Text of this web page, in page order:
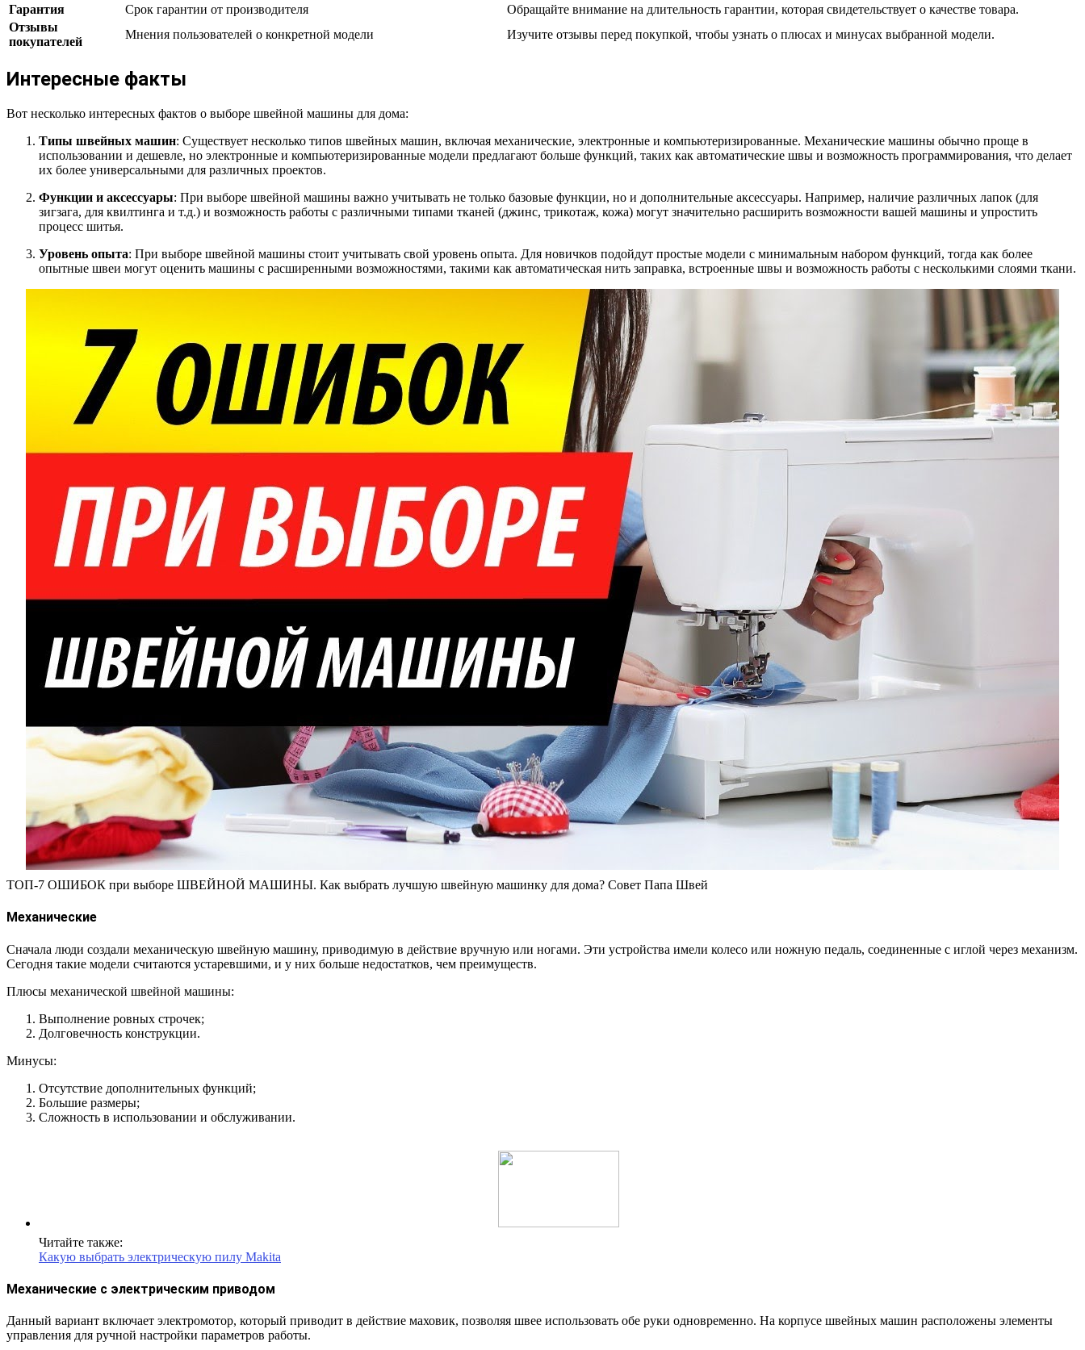
Гарантия
Срок гарантии от производителя
Обращайте внимание на длительность гарантии, которая свидетельствует о качестве товара.
Отзывы
покупателей
Мнения пользователей о конкретной модели Изучите отзывы перед покупкой, чтобы узнать о плюсах и минусах выбранной модели.
Интересные факты
Вот несколько интересных фактов о выборе швейной машины для дома:
Типы швейных машин: Существует несколько типов швейных машин, включая механические, электронные и компьютеризированные. Механические машины обычно проще в
использовании и дешевле, но электронные и компьютеризированные модели предлагают больше функций, таких как автоматические швы и возможность программирования, что делает
их более универсальными для различных проектов.
Функции и аксессуары: При выборе швейной машины важно учитывать не только базовые функции, но и дополнительные аксессуары. Например, наличие различных лапок (для
зигзага, для квилтинга и т.д.) и возможность работы с различными типами тканей (джинс, трикотаж, кожа) могут значительно расширить возможности вашей машины и упростить
процесс шитья.
Уровень опыта: При выборе швейной машины стоит учитывать свой уровень опыта. Для новичков подойдут простые модели с минимальным набором функций, тогда как более
опытные швеи могут оценить машины с расширенными возможностями, такими как автоматическая нить заправка, встроенные швы и возможность работы с несколькими слоями ткани.
ТОП-7 ОШИБОК при выборе ШВЕЙНОЙ МАШИНЫ. Как выбрать лучшую швейную машинку для дома? Совет Папа Швей
Механические
Сначала люди создали механическую швейную машину, приводимую в действие вручную или ногами. Эти устройства имели колесо или ножную педаль, соединенные с иглой через механизм.
Сегодня такие модели считаются устаревшими, и у них больше недостатков, чем преимуществ.
Плюсы механической швейной машины:
Выполнение ровных строчек;
Долговечность конструкции.
Минусы:
Отсутствие дополнительных функций;
Большие размеры;
Сложность в использовании и обслуживании.
Читайте также:
Какую выбрать электрическую пилу Makita
Механические с электрическим приводом
Данный вариант включает электромотор, который приводит в действие маховик, позволяя швее использовать обе руки одновременно. На корпусе швейных машин расположены элементы
управления для ручной настройки параметров работы.